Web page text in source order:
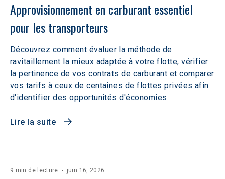
Approvisionnement en carburant essentiel
pour les transporteurs
Découvrez comment évaluer la méthode de
ravitaillement la mieux adaptée à votre flotte, vérifier
la pertinence de vos contrats de carburant et comparer
vos tarifs à ceux de centaines de flottes privées afin
d'identifier des opportunités d'économies.
Lire la suite
9 min de lecture juin 16, 2026